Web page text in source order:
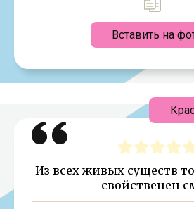
Вставить на
Из всех живых существ
свойственен